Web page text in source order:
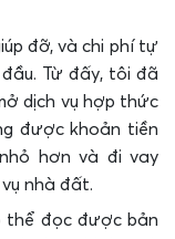
đỡ, và chi phí tự
Từ đấy, tôi đã
dịch vụ hợp thức
được khoản tiền
hơn và đi vay
nhà đất.
thể đọc được bản